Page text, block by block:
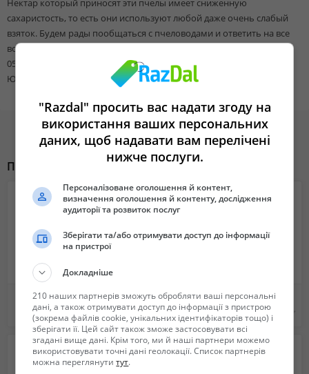
Нектар который приносят эти пчелы имеет сниженную
сахаристость, то есть они используют любой даже очень слабый
взяток. Будем рады пообщаться с пчеловодами и ответить на все
вопросы связанные с покупкой маток.
0506766850, 0953461932, 0687969126
Юрий Дзябко
Похожие объявления
Продам нутрий
100 грн. 100 грн.
"Razdal" просить вас надати згоду на
використання ваших персональних
даних, щоб надавати вам перелічені
нижче послуги.
Персоналізоване оголошення й контент,
визначення оголошення й контенту, дослідження
аудиторії та розвиток послуг
Зберігати та/або отримувати доступ до інформації
на пристрої
Докладніше
210 наших партнерів зможуть обробляти ваші персональні
дані, а також отримувати доступ до інформації з пристрою
(зокрема файлів cookie, унікальних ідентифікаторів тощо) і
зберігати її. Цей сайт також зможе застосовувати всі
згадані вище дані. Крім того, ми й наші партнери можемо
використовувати точні дані геолокації. Список партнерів
можна переглянутитут.